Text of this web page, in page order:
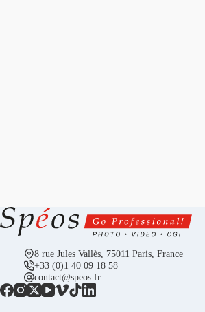
8 rue Jules Vallès, 75011 Paris, France
+33 (0)1 40 09 18 58
contact@speos.fr